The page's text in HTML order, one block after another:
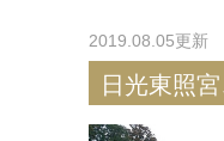
2019.08.05更新
日光東照